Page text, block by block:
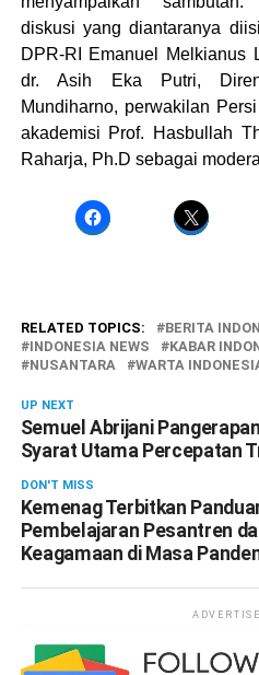
diskusi yang diantaranya
DPR-RI Emanuel Melkianus
dr. Asih Eka Putri,
Mundiharno, perwakilan
akademisi Prof. Hasbullah
Raharja, Ph.D sebagai
RELATED TOPICS: BERITA
INDONESIA NEWS
KABAR
NUSANTARA
WARTA
UP NEXT
Semuel Abrijani
Syarat Utama Percepatan
DON'T MISS
Kemenag Terbitkan
Pembelajaran Pesantren
Keagamaan di Masa